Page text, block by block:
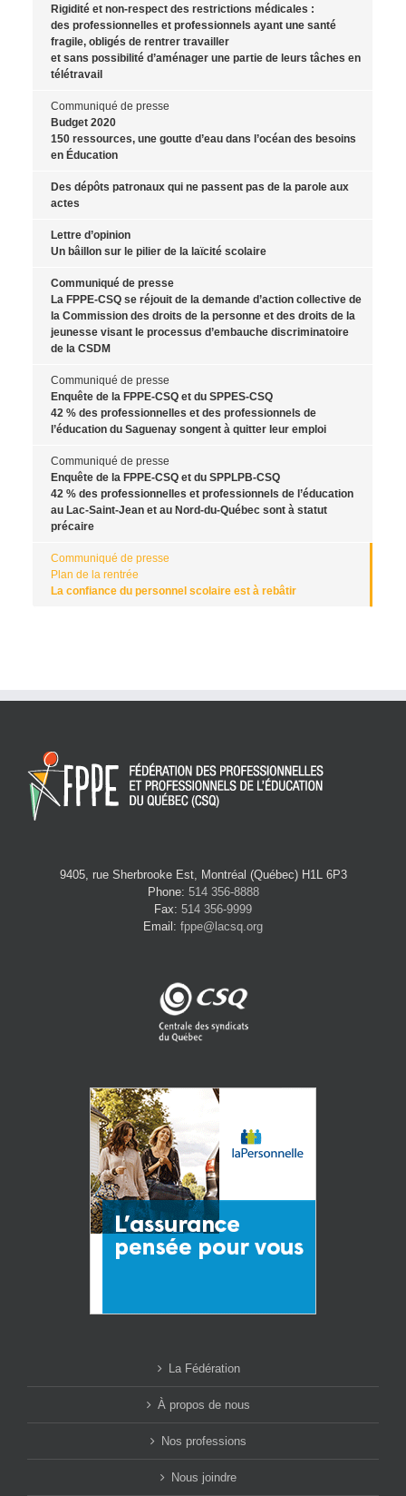
Rigidité et non-respect des restrictions médicales :
des professionnelles et professionnels ayant une santé
fragile, obligés de rentrer travailler
et sans possibilité d’aménager une partie de leurs tâches en
télétravail
Communiqué de presse
Budget 2020
150 ressources, une goutte d’eau dans l’océan des besoins
en Éducation
Des dépôts patronaux qui ne passent pas de la parole aux
actes
Lettre d’opinion
Un bâillon sur le pilier de la laïcité scolaire
Communiqué de presse
La FPPE-CSQ se réjouit de la demande d’action collective de
la Commission des droits de la personne et des droits de la
jeunesse visant le processus d’embauche discriminatoire
de la CSDM
Communiqué de presse
Enquête de la FPPE-CSQ et du SPPES-CSQ
42 % des professionnelles et des professionnels de
l’éducation du Saguenay songent à quitter leur emploi
Communiqué de presse
Enquête de la FPPE-CSQ et du SPPLPB-CSQ
42 % des professionnelles et professionnels de l’éducation
au Lac-Saint-Jean et au Nord-du-Québec sont à statut
précaire
Communiqué de presse
Plan de la rentrée
La confiance du personnel scolaire est à rebâtir
9405, rue Sherbrooke Est, Montréal (Québec) H1L 6P3
Phone: 514 356-8888
Fax: 514 356-9999
Email: fppe@lacsq.org
La Fédération
À propos de nous
Nos professions
Nous joindre